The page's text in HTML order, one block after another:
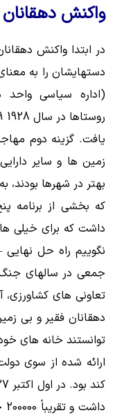
واکنش
در ابتدا واکنش
(اداره سیاسی واحد
یافت. گزینه دوم
زمین ها و سایر
بهتر در شهرها
که بخشی از برنامه
داشت که برای خیلی
نگوییم راه حل نهایی
جمعی در سالهای
تعاونی های
دهقانان فقیر و بی
توانستند خانه های
ارائه شده از سوی